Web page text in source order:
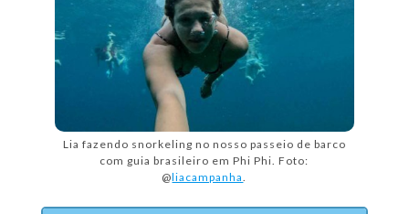
Lia fazendo snorkeling no nosso passeio de barco
com guia brasileiro em Phi Phi. Foto:
@liacampanha.